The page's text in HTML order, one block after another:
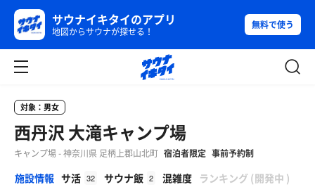
サウナイキタイのアプリ
地図からサウナが探せる！
無料で使う
対象：男女
西丹沢 大滝キャンプ場
キャンプ場 - 神奈川県 足柄上郡山北町 宿泊者限定 事前予約制
施設情報 サ活 32 サウナ飯 2 混雑度
β
ランキング (開発中 )